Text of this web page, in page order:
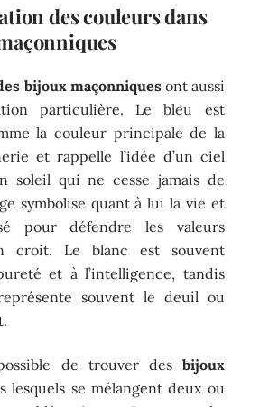
des couleurs dans
bijoux maçonniquesont aussi
particulière. Le bleu est
la couleur principale de la
et rappelle l’idée d’un ciel
soleil qui ne cesse jamais de
symbolise quant à lui la vie et
pour défendre les valeurs
croit. Le blanc est souvent
et à l’intelligence, tandis
souvent le deuil ou
de trouver des bijoux
lesquels se mélangent deux ou